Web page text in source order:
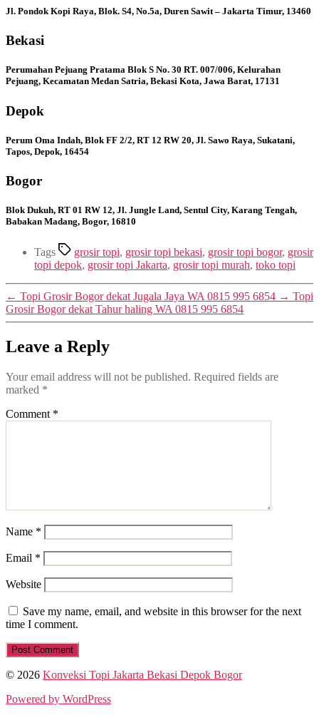
Jl. Pondok Kopi Raya, Blok. S4, No.5a, Duren Sawit – Jakarta Timur, 13460
Bekasi
Perumahan Pejuang Pratama Blok S No. 30 RT. 007/006, Kelurahan
Pejuang, Kecamatan Medan Satria, Bekasi Kota, Jawa Barat, 17131
Depok
Perum Oma Indah, Blok FF 2/2, RT 12 RW 20, Jl. Sawo Raya, Sukatani,
Tapos, Depok, 16454
Bogor
Blok Dukuh, RT 01 RW 12, Jl. Jungle Land, Sentul City, Karang Tengah,
Babakan Madang, Bogor, 16810
Tags grosir topi, grosir topi bekasi, grosir topi bogor, grosir
topi depok, grosir topi Jakarta, grosir topi murah, toko topi
← Topi Grosir Bogor dekat Jugala Jaya WA 0815 995 6854 → Topi
Grosir Bogor dekat Tahur haling WA 0815 995 6854
Leave a Reply
Your email address will not be published. Required fields are
marked *
Comment *
Name *
Email *
Website
Save my name, email, and website in this browser for the next
time I comment.
© 2026 Konveksi Topi Jakarta Bekasi Depok Bogor
Powered by WordPress